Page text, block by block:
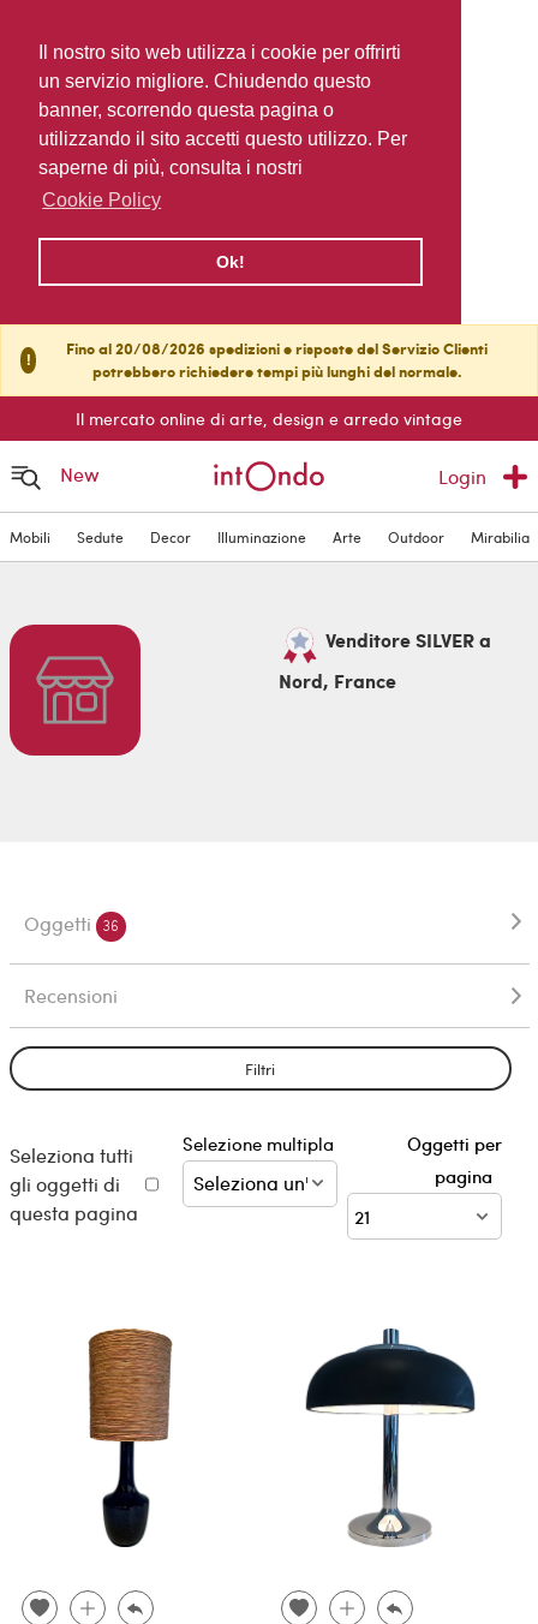
Il nostro sito web utilizza i cookie per offrirti
un servizio migliore. Chiudendo questo
banner, scorrendo questa pagina o
utilizzando il sito accetti questo utilizzo. Per
saperne di più, consulta i nostri
Cookie Policy
Ok!
!
Fino al 20/08/2026 spedizioni e risposte del Servizio Clienti
potrebbero richiedere tempi più lunghi del normale.
Il mercato online di arte, design e arredo vintage
New Login
Mobili Sedute Decor Illuminazione Arte Outdoor Mirabilia
Venditore SILVER a
Nord, France
Oggetti 36
Recensioni
Filtri
Seleziona tutti
gli oggetti di
questa pagina
Selezione multipla
Oggetti per
pagina